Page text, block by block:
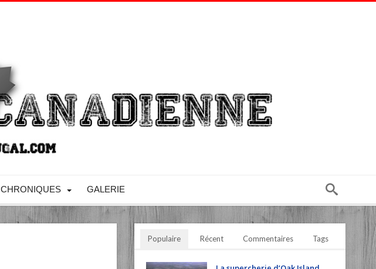
CHRONIQUES GALERIE
Populaire Récent Commentaires Tags